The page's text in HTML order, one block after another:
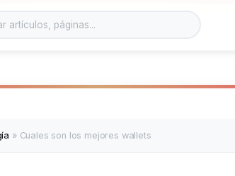
el sitio
» Cuales son los mejores wallets